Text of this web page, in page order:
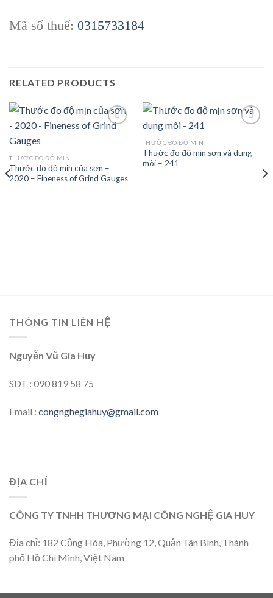
Mã số thuế: 0315733184
RELATED PRODUCTS
THƯỚC ĐO ĐỘ MỊN
Thước đo độ mịn của sơn –
2020 – Fineness of Grind Gauges
Add to
THƯỚC ĐO ĐỘ MỊN
Thước đo độ mịn sơn và dung
môi – 241
THÔNG TIN LIÊN HỆ
Nguyễn Vũ Gia Huy
SDT : 090 819 58 75
Email : congnghegiahuy@gmail.com
ĐỊA CHỈ
CÔNG TY TNHH THƯƠNG MẠI CÔNG NGHỆ GIA HUY
Địa chỉ: 182 Cộng Hòa, Phường 12, Quận Tân Bình, Thành
phố Hồ Chí Minh, Việt Nam